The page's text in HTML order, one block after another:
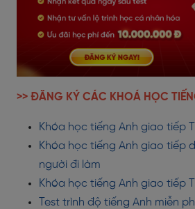
>> ĐĂNG KÝ CÁC KHOÁ HỌC
Khóa học tiếng Anh giao tiếp
Khóa học tiếng Anh giao tiếp
người đi làm
Khóa học tiếng Anh giao tiếp
Test trình độ tiếng Anh miễn